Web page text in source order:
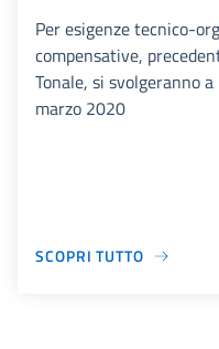
Per esigenze tecnico-
compensative,
Tonale, si svolgeranno
marzo 2020
SCOPRI TUTTO